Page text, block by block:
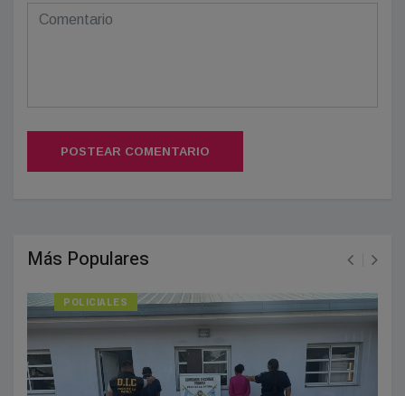
POSTEAR COMENTARIO
Más Populares
POLICIALES